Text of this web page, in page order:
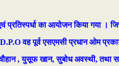
प्रतिस्पर्धा का आयोजन किया गया ।
वह पूर्व एसएमसी प्रधान ओम प्रकाश
, युसूफ खान, सुबोध अवस्थी, तथा